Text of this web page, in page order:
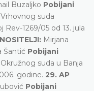
Buzaljko Pobijani
Vrhovnog suda
1269/05 od 13. jula
Mirjana
Šantić Pobijani
Okružnog suda u Banja
godine. 29. AP
Pobijani